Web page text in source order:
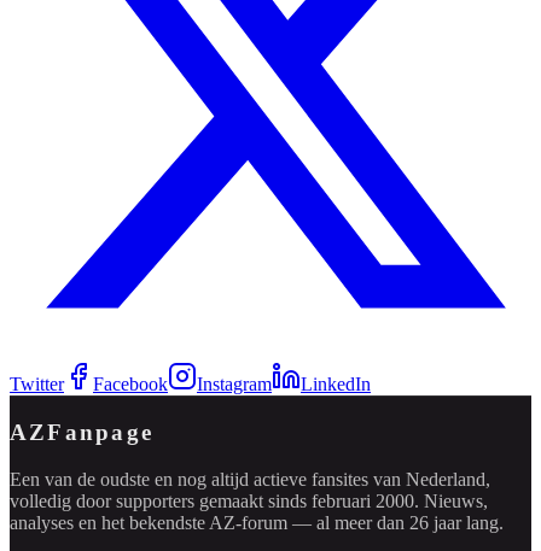
Twitter Facebook Instagram LinkedIn
AZFanpage
Een van de oudste en nog altijd actieve fansites van Nederland,
volledig door supporters gemaakt sinds februari 2000. Nieuws,
analyses en het bekendste AZ-forum — al meer dan 26 jaar lang.